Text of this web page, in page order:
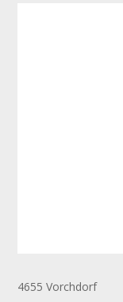
4655 Vorchdorf